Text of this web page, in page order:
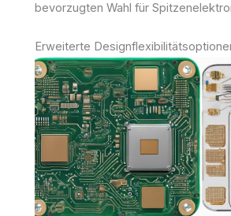
bevorzugten Wahl für
Erweiterte